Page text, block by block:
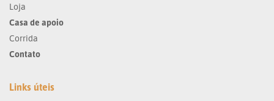
Loja
Casa de apoio
Corrida
Contato
Links úteis